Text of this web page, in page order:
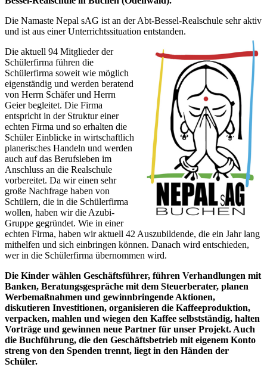
Die Namaste Nepal sAG ist an der Abt-Bessel-Realschule sehr aktiv
und ist aus einer Unterrichtssituation entstanden.
Die aktuell 94 Mitglieder der
Schülerfirma führen die
Schülerfirma soweit wie möglich
eigenständig und werden beratend
von Herrn Schäfer und Herrn
Geier begleitet. Die Firma
entspricht in der Struktur einer
echten Firma und so erhalten die
Schüler Einblicke in wirtschaftlich
planerisches Handeln und werden
auch auf das Berufsleben im
Anschluss an die Realschule
vorbereitet. Da wir einen sehr
große Nachfrage haben von
Schülern, die in die Schülerfirma
wollen, haben wir die Azubi-
Gruppe gegründet. Wie in einer
echten Firma, haben wir aktuell 42 Auszubildende, die ein Jahr lang
mithelfen und sich einbringen können. Danach wird entschieden,
wer in die Schülerfirma übernommen wird.
Die Kinder wählen Geschäftsführer, führen Verhandlungen mit
Banken, Beratungsgespräche mit dem Steuerberater, planen
Werbemaßnahmen und gewinnbringende Aktionen,
diskutieren Investitionen, organisieren die Kaffeeproduktion,
verpacken, mahlen und wiegen den Kaffee selbstständig, halten
Vorträge und gewinnen neue Partner für unser Projekt. Auch
die Buchführung, die den Geschäftsbetrieb mit eigenem Konto
streng von den Spenden trennt, liegt in den Händen der
Schüler.